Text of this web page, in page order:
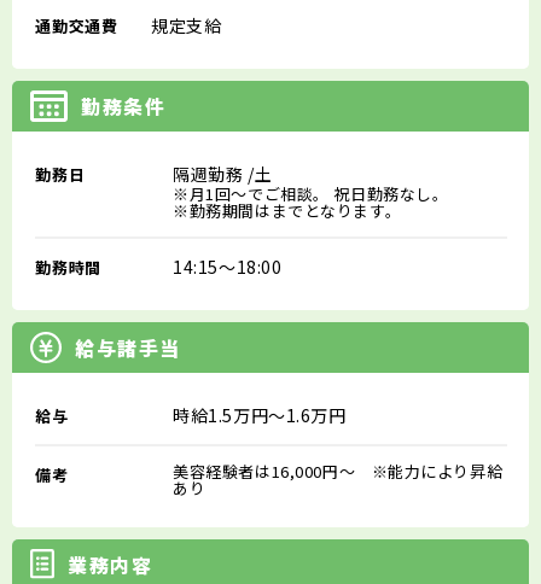
通勤交通費 規定支給
勤務条件
勤務日 隔週勤務 /土
※月1回～でご相談。 祝日勤務なし。
※勤務期間はまでとなります。
勤務時間 14:15～18:00
給与諸手当
給与 時給1.5万円～1.6万円
備考 美容経験者は16,000円～ ※能力により昇給
あり
業務内容